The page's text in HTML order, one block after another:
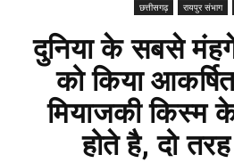
छत्तीसगढ़ रायपुर संभाग
दुनिया के सबसे
को किया
मियाजकी
होते है, दो